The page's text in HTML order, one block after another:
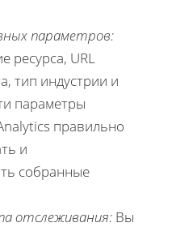
параметров:
ресурса, URL
тип индустрии и
параметры
правильно
и
собранные
отслеживания: Вы